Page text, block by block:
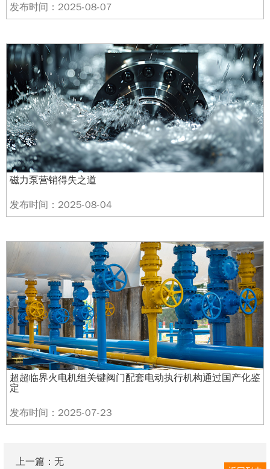
了卓越的典范。​ 公司坐落于风景秀丽的安徽泾县茂林镇卧龙工业园，周
边环绕着黄山、九华山、桃花潭景区和太平湖景区，自然环境优美。这一
购与产品的顺畅运输提供了有力保障。​ 回首创业之初，公司
发布时间：2025-08-07
磁力泵营销得失之道
发布时间：2025-08-04
超超临界火电机组关键阀门配套电动执行机构通过国产化鉴
定
发布时间：2025-07-23
上一篇：无